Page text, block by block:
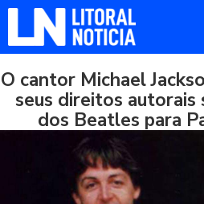
O cantor Michael
seus direitos
dos Beatles para